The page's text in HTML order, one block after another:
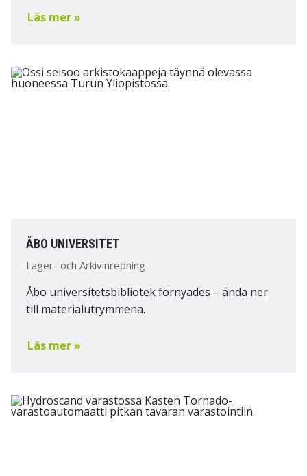
Läs mer »
ÅBO UNIVERSITET
Lager- och Arkivinredning
Åbo universitetsbibliotek förnyades – ända ner
till materialutrymmena.
Läs mer »